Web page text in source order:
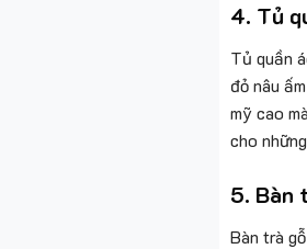
4. Tủ
Tủ quần
đỏ nâu
mỹ cao
cho
5. Bàn
Bàn trà